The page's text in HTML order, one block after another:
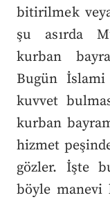
bitirilmek
şu asırda
kurban
Bugün
kuvvet
kurban
hizmet
gözler. İşte
böyle